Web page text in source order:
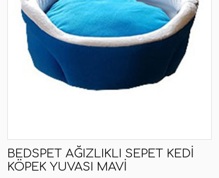
BEDSPET AĞIZLIKLI SEPET KEDI
KÖPEK YUVASI MAVI